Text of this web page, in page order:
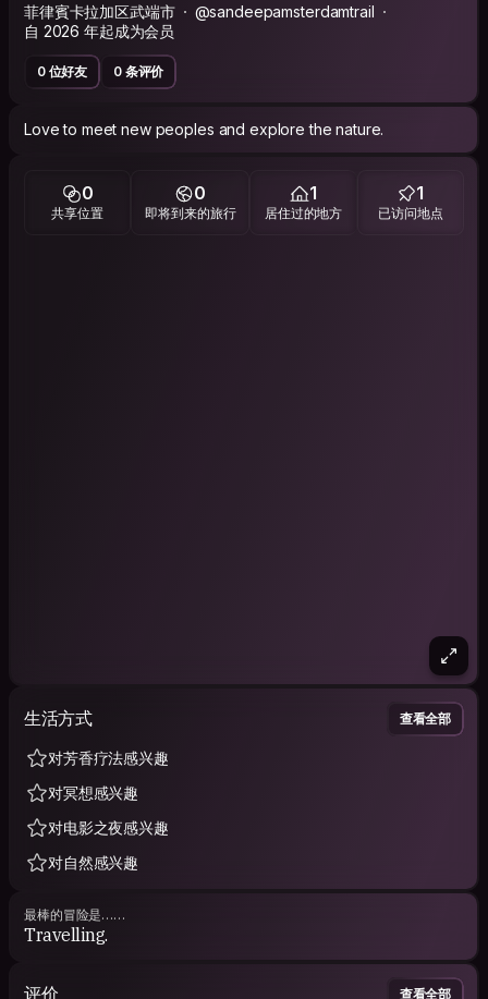
菲律賓卡拉加区武端市
@sandeepamsterdamtrail
自 2026 年起成为会员
0 位好友 0 条评价
Love to meet new peoples and explore the nature.
0
共享位置
0
即将到来的旅行
1
居住过的地方
1
已访问地点
生活方式 查看全部
对芳香疗法感兴趣
对冥想感兴趣
对电影之夜感兴趣
对自然感兴趣
最棒的冒险是……
Travelling.
评价 查看全部